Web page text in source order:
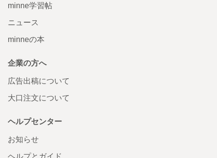
minne学習帖
ニュース
minneの本
企業の方へ
広告出稿について
大口注文について
ヘルプセンター
お知らせ
ヘルプとガイド